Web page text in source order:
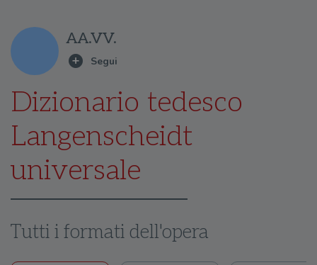
AA.VV.
Dizionario tedesco
Langenscheidt
universale
Tutti i formati dell'opera